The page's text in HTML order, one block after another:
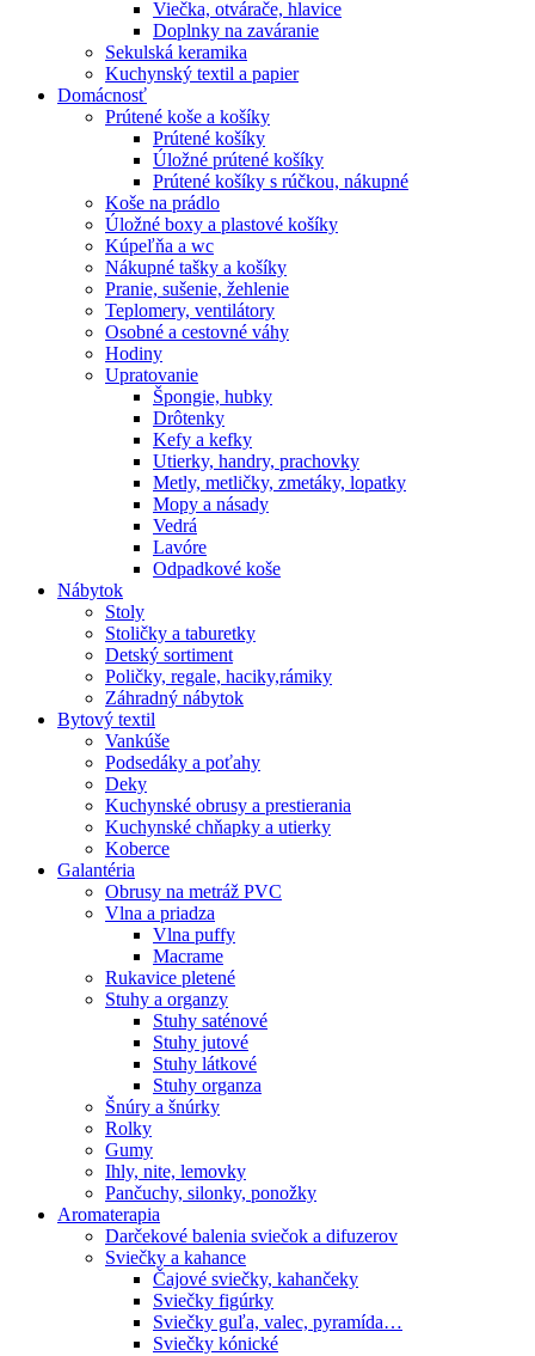
Viečka, otvárače, hlavice
Doplnky na zaváranie
Sekulská keramika
Kuchynský textil a papier
Domácnosť
Prútené koše a košíky
Prútené košíky
Úložné prútené košíky
Prútené košíky s rúčkou, nákupné
Koše na prádlo
Úložné boxy a plastové košíky
Kúpeľňa a wc
Nákupné tašky a košíky
Pranie, sušenie, žehlenie
Teplomery, ventilátory
Osobné a cestovné váhy
Hodiny
Upratovanie
Špongie, hubky
Drôtenky
Kefy a kefky
Utierky, handry, prachovky
Metly, metličky, zmetáky, lopatky
Mopy a násady
Vedrá
Lavóre
Odpadkové koše
Nábytok
Stoly
Stoličky a taburetky
Detský sortiment
Poličky, regale, haciky,rámiky
Záhradný nábytok
Bytový textil
Vankúše
Podsedáky a poťahy
Deky
Kuchynské obrusy a prestierania
Kuchynské chňapky a utierky
Koberce
Galantéria
Obrusy na metráž PVC
Vlna a priadza
Vlna puffy
Macrame
Rukavice pletené
Stuhy a organzy
Stuhy saténové
Stuhy jutové
Stuhy látkové
Stuhy organza
Šnúry a šnúrky
Rolky
Gumy
Ihly, nite, lemovky
Pančuchy, silonky, ponožky
Aromaterapia
Darčekové balenia sviečok a difuzerov
Sviečky a kahance
Čajové sviečky, kahančeky
Sviečky figúrky
Sviečky guľa, valec, pyramída…
Sviečky kónické